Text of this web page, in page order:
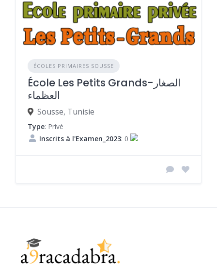
ÉCOLES PRIMAIRES SOUSSE
École Les Petits Grands-الصغار
العظماء
Sousse, Tunisie
Type: Privé
Inscrits à l'Examen_2023: 0